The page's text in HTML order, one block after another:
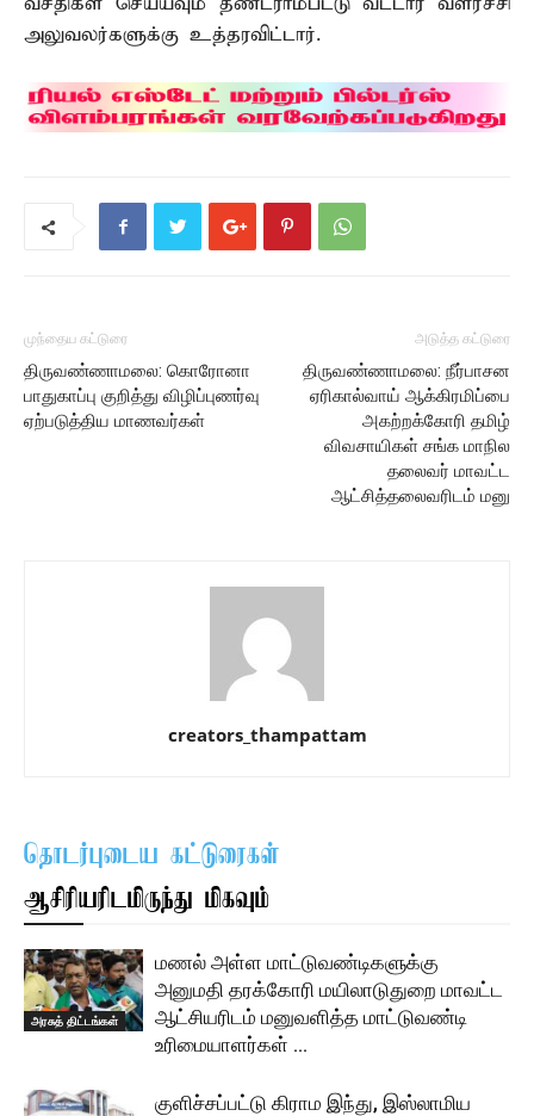
அலுவலர்களுக்கு உத்தரவிட்டார்.
முந்தைய கட்டுரை
திருவண்ணாமலை: கொரோனா
பாதுகாப்பு குறித்து விழிப்புணர்வு
ஏற்படுத்திய மாணவர்கள்
அடுத்த கட்டுரை
திருவண்ணாமலை: நீர்பாசன
ஏரிகால்வாய் ஆக்கிரமிப்பை
அகற்றக்கோரி தமிழ்
விவசாயிகள் சங்க மாநில
தலைவர் மாவட்ட
ஆட்சித்தலைவரிடம் மனு
creators_thampattam
தொடர்புடைய கட்டுரைகள்
ஆசிரியரிடமிருந்து மிகவும்
அரசுத் திட்டங்கள்
மணல் அள்ள மாட்டுவண்டிகளுக்கு
அனுமதி தரக்கோரி மயிலாடுதுறை மாவட்ட
ஆட்சியரிடம் மனுவளித்த மாட்டுவண்டி
உரிமையாளர்கள் …
குளிச்சப்பட்டு கிராம இந்து, இஸ்லாமிய